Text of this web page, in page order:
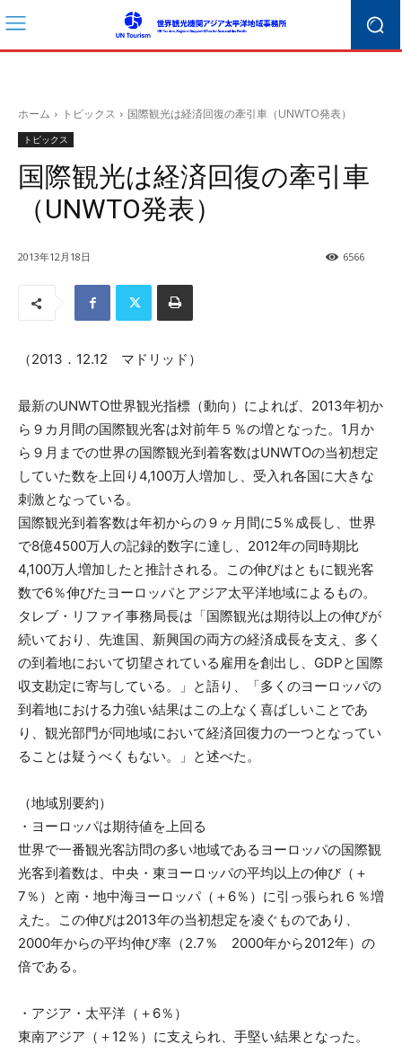
ホーム トピックス 国際観光は経済回復の牽引車（UNWTO発表）
トピックス
国際観光は経済回復の牽引車
（UNWTO発表）
2013年12月18日 6566
（2013．12.12 マドリッド）
最新のUNWTO世界観光指標（動向）によれば、2013年初か
ら９カ月間の国際観光客は対前年５％の増となった。1月か
ら９月までの世界の国際観光到着客数はUNWTOの当初想定
していた数を上回り4,100万人増加し、受入れ各国に大きな
刺激となっている。
国際観光到着客数は年初からの９ヶ月間に5％成長し、世界
で8億4500万人の記録的数字に達し、2012年の同時期比
4,100万人増加したと推計される。この伸びはともに観光客
数で6％伸びたヨーロッパとアジア太平洋地域によるもの。
タレブ・リファイ事務局長は「国際観光は期待以上の伸びが
続いており、先進国、新興国の両方の経済成長を支え、多く
の到着地において切望されている雇用を創出し、GDPと国際
収支勘定に寄与している。」と語り、「多くのヨーロッパの
到着地における力強い結果はこの上なく喜ばしいことであ
り、観光部門が同地域において経済回復力の一つとなってい
ることは疑うべくもない。」と述べた。
（地域別要約）
・ヨーロッパは期待値を上回る
世界で一番観光客訪問の多い地域であるヨーロッパの国際観
光客到着数は、中央・東ヨーロッパの平均以上の伸び（＋
7％）と南・地中海ヨーロッパ（＋6％）に引っ張られ６％増
えた。この伸びは2013年の当初想定を凌ぐものであり、
2000年からの平均伸び率（2.7％ 2000年から2012年）の
倍である。
・アジア・太平洋（＋6％）
東南アジア（＋12％）に支えられ、手堅い結果となった。